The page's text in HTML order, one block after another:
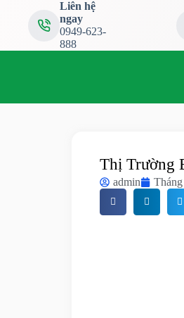
Liên hệ
ngay
0949-623-
888
Thị Trường
admin